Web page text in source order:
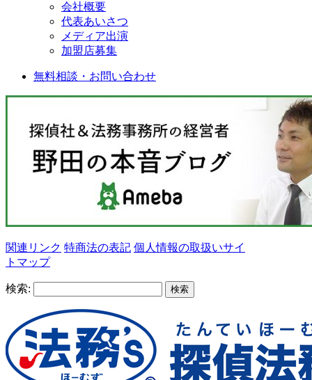
会社概要
代表あいさつ
メディア出演
加盟店募集
無料相談・お問い合わせ
関連リンク 特商法の表記 個人情報の取扱いサイ
トマップ
検索: